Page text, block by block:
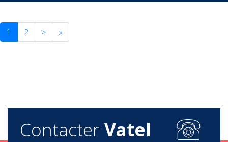
1 2 > »
Contacter Vatel